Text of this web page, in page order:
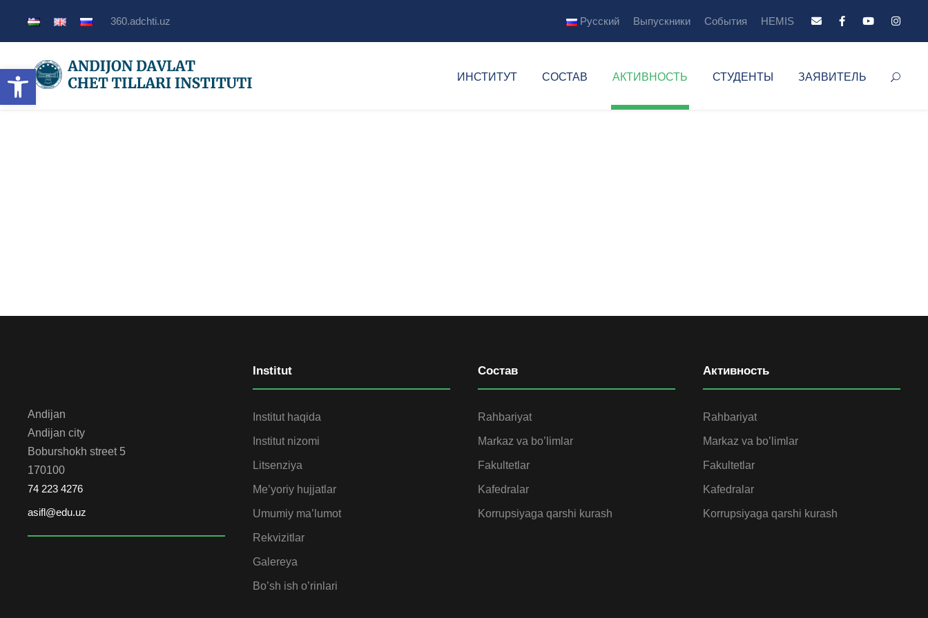
Открыть панель инструментов
360.adchti.uz Русский Выпускники События HEMIS
ИНСТИТУТ СОСТАВ АКТИВНОСТЬ СТУДЕНТЫ ЗАЯВИТЕЛЬ
Andijan
Andijan city
Boburshokh street 5
170100
74 223 4276
asifl@edu.uz
Institut
Institut haqida
Institut nizomi
Litsenziya
Me’yoriy hujjatlar
Umumiy ma’lumot
Rekvizitlar
Galereya
Bo’sh ish o’rinlari
Состав
Rahbariyat
Markaz va bo’limlar
Fakultetlar
Kafedralar
Korrupsiyaga qarshi kurash
Активность
Rahbariyat
Markaz va bo’limlar
Fakultetlar
Kafedralar
Korrupsiyaga qarshi kurash